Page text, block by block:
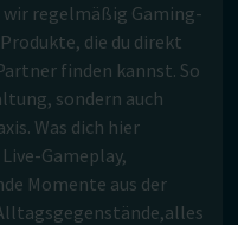
regelmäßig Gaming-
die du direkt
finden kannst. So
sondern auch
Was dich hier
Gameplay,
Momente aus der